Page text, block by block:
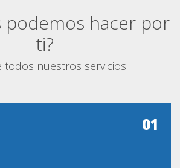
podemos hacer por
ti?
todos nuestros servicios
01